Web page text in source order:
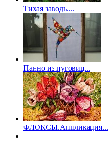
Тихая заводь....
Панно из пуговиц...
ФЛОКСЫ.Аппликация...